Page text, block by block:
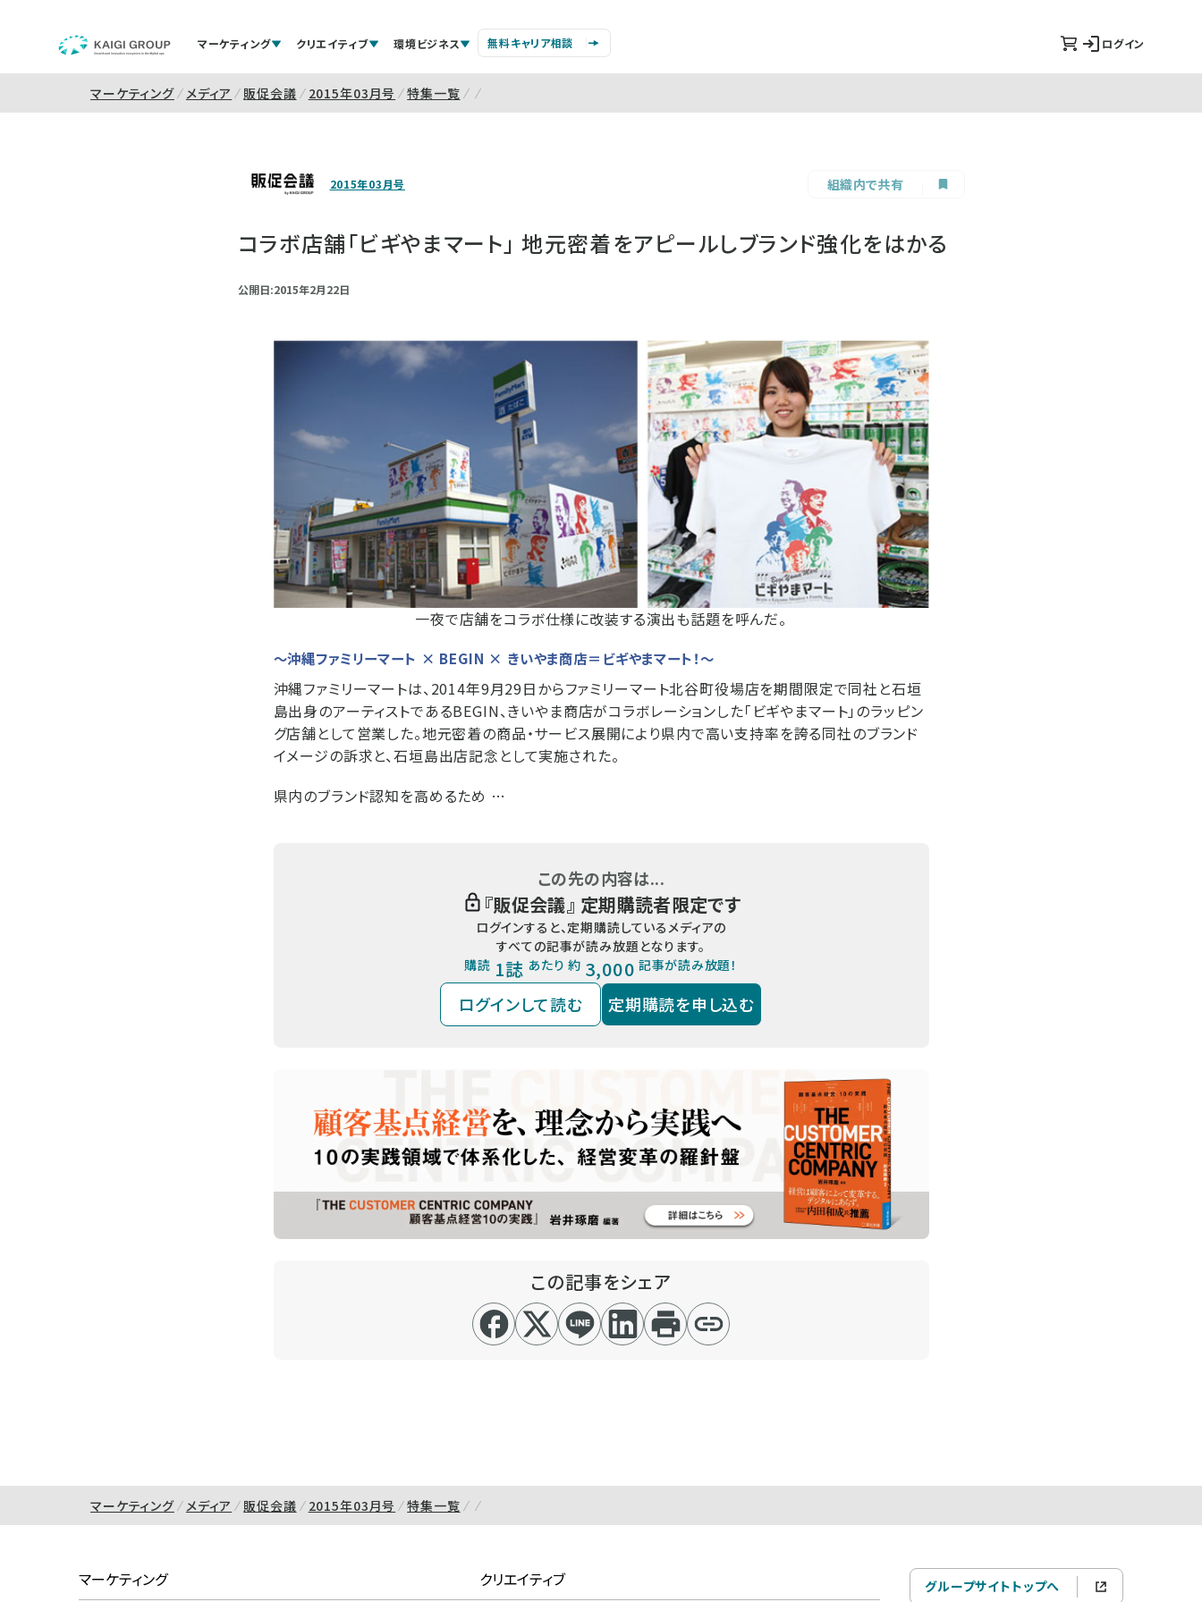
マーケティング クリエイティブ 環境ビジネス 無料キャリア相談 ログイン
マーケティング メディア 販促会議 2015年03月号 特集一覧
2015年03月号 組織内で共有
コラボ店舗「ビギやまマート」 地元密着をアピールしブランド強化をはかる
公開日:2015年2月22日
一夜で店舗をコラボ仕様に改装する演出も話題を呼んだ。
〜沖縄ファミリーマート × BEGIN × きいやま商店＝ビギやまマート！〜
沖縄ファミリーマートは、2014年9月29日からファミリーマート北谷町役場店を期間限定で同社と石垣
島出身のアーティストであるBEGIN、きいやま商店がコラボレーションした「ビギやまマート」のラッピン
グ店舗として営業した。地元密着の商品・サービス展開により県内で高い支持率を誇る同社のブランド
イメージの訴求と、石垣島出店記念として実施された。
県内のブランド認知を高めるため …
この先の内容は...
『販促会議』 定期購読者限定です
ログインすると、定期購読しているメディアの
すべての記事が読み放題となります。
購読 1誌 あたり 約 3,000 記事が読み放題！
ログインして読む 定期購読を申し込む
この記事をシェア
マーケティング メディア 販促会議 2015年03月号 特集一覧
マーケティング クリエイティブ グループサイトトップへ